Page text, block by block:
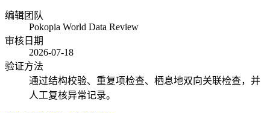
编辑团队
Pokopia World Data Review
审核日期
2026-07-18
验证方法
通过结构校验、重复项检查、栖息地双向关联检查，并
人工复核异常记录。